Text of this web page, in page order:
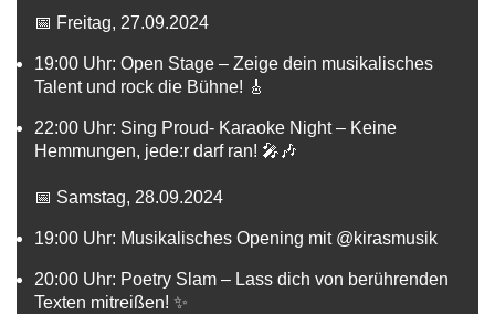
📅 Freitag, 27.09.2024
19:00 Uhr: Open Stage – Zeige dein musikalisches
Talent und rock die Bühne! 🎸
22:00 Uhr: Sing Proud- Karaoke Night – Keine
Hemmungen, jede:r darf ran! 🎤🎶
📅 Samstag, 28.09.2024
19:00 Uhr: Musikalisches Opening mit @kirasmusik
20:00 Uhr: Poetry Slam – Lass dich von berührenden
Texten mitreißen! ✨